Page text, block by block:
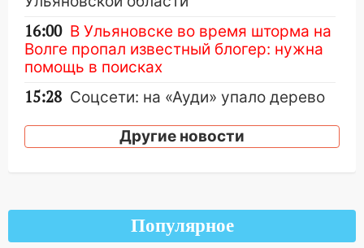
16:00 В Ульяновске во время шторма на
Волге пропал известный блогер: нужна
помощь в поисках
15:28 Соцсети: на «Ауди» упало дерево
15:12 В Ульяновске выгорела кухня в
какими сложностями сталкиваются
молодые мамы
Другие новости
Популярное